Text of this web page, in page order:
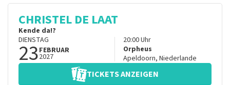
CHRISTEL DE LAAT
Kende da!?
DIENSTAG
23FEBRUAR
2027
20:00Uhr
Orpheus
Apeldoorn, Niederlande
TICKETS ANZEIGEN